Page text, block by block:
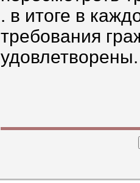
. в итоге в
требования
удовлетворены.